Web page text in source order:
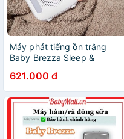
Máy phát tiếng ồn trắng
Baby Brezza Sleep &
621.000 đ